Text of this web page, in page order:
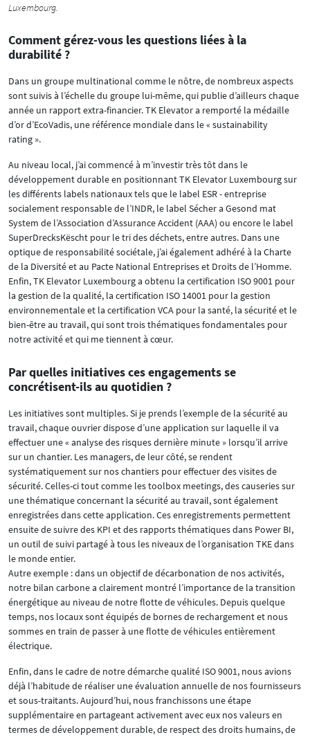
Luxembourg.
Comment gérez-vous les questions liées à la
durabilité ?
Dans un groupe multinational comme le nôtre, de nombreux aspects
sont suivis à l’échelle du groupe lui-même, qui publie d’ailleurs chaque
année un rapport extra-financier. TK Elevator a remporté la médaille
d’or d’EcoVadis, une référence mondiale dans le « sustainability
rating ».
Au niveau local, j’ai commencé à m’investir très tôt dans le
développement durable en positionnant TK Elevator Luxembourg sur
les différents labels nationaux tels que le label ESR - entreprise
socialement responsable de l’INDR, le label Sécher a Gesond mat
System de l’Association d’Assurance Accident (AAA) ou encore le label
SuperDrecksKëscht pour le tri des déchets, entre autres. Dans une
optique de responsabilité sociétale, j’ai également adhéré à la Charte
de la Diversité et au Pacte National Entreprises et Droits de l’Homme.
Enfin, TK Elevator Luxembourg a obtenu la certification ISO 9001 pour
la gestion de la qualité, la certification ISO 14001 pour la gestion
environnementale et la certification VCA pour la santé, la sécurité et le
bien-être au travail, qui sont trois thématiques fondamentales pour
notre activité et qui me tiennent à cœur.
Par quelles initiatives ces engagements se
concrétisent-ils au quotidien ?
Les initiatives sont multiples. Si je prends l’exemple de la sécurité au
travail, chaque ouvrier dispose d’une application sur laquelle il va
effectuer une « analyse des risques dernière minute » lorsqu’il arrive
sur un chantier. Les managers, de leur côté, se rendent
systématiquement sur nos chantiers pour effectuer des visites de
sécurité. Celles-ci tout comme les toolbox meetings, des causeries sur
une thématique concernant la sécurité au travail, sont également
enregistrées dans cette application. Ces enregistrements permettent
ensuite de suivre des KPI et des rapports thématiques dans Power BI,
un outil de suivi partagé à tous les niveaux de l’organisation TKE dans
le monde entier.
Autre exemple : dans un objectif de décarbonation de nos activités,
notre bilan carbone a clairement montré l’importance de la transition
énergétique au niveau de notre flotte de véhicules. Depuis quelque
temps, nos locaux sont équipés de bornes de rechargement et nous
sommes en train de passer à une flotte de véhicules entièrement
électrique.
Enfin, dans le cadre de notre démarche qualité ISO 9001, nous avions
déjà l’habitude de réaliser une évaluation annuelle de nos fournisseurs
et sous-traitants. Aujourd’hui, nous franchissons une étape
supplémentaire en partageant activement avec eux nos valeurs en
termes de développement durable, de respect des droits humains, de